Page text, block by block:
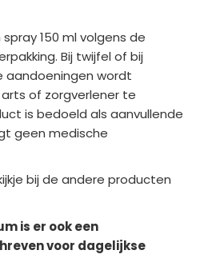
spray 150 ml volgens de
Bij twijfel of bij
wordt
of zorgverlener te
is bedoeld als aanvullende
geen medische
bij de andere producten
is er ook een
voor dagelijkse